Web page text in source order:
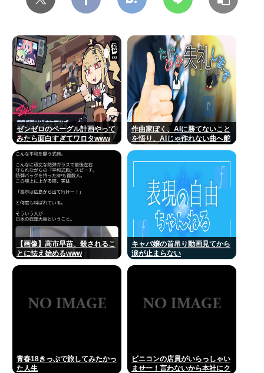
ゼンゼロのベーグル計画やって
みたら面白すぎてワロタwww
作曲家ぼく、AIに勝てないこと
を悟り、AIじゃ作れない曲へ舵
【画像】高市早苗、殺されるこ
とに怯え始めるwww
キャバ嬢の首吊り動画見てから
涙が止まらない
青春18きっぷで旅してみたかっ
た人生
ビニコンの店員がいらっしゃい
ませー！言わないから本社にク